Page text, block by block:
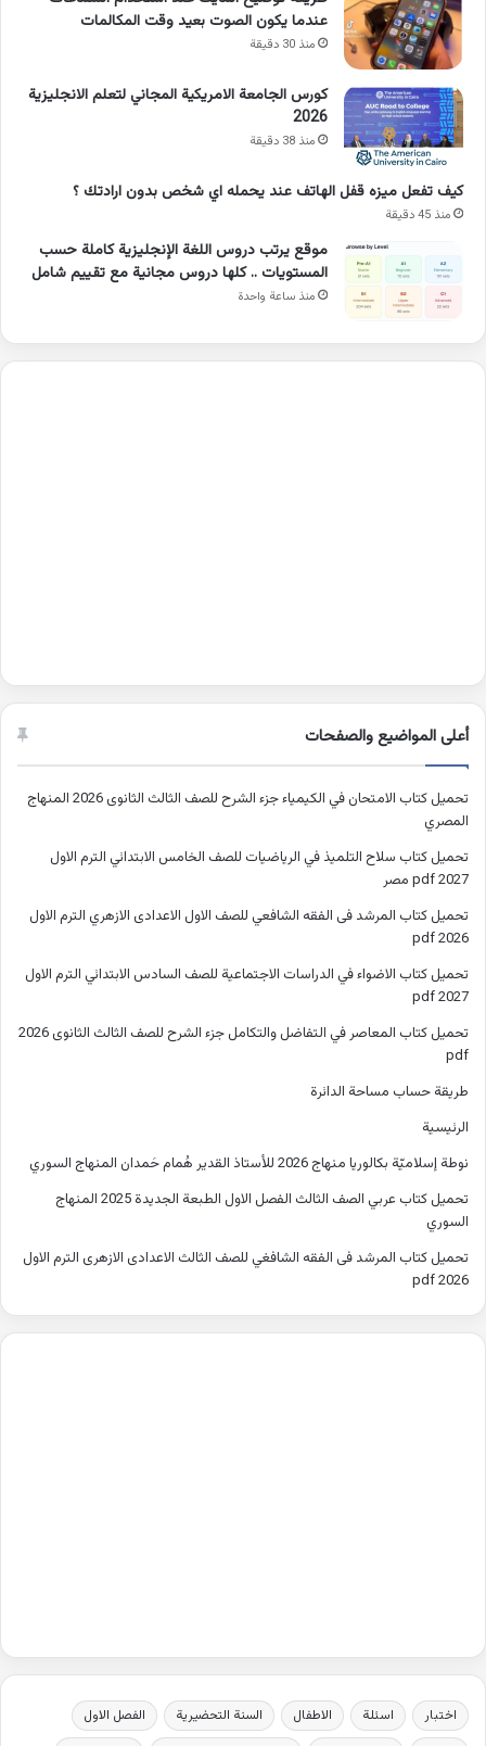
عندما يكون الصوت بعيد وقت المكالمات
منذ 30 دقيقة
كورس الجامعة الامريكية المجاني لتعلم الانجليزية
2026
منذ 38 دقيقة
كيف تفعل ميزه قفل الهاتف عند يحمله اي شخص بدون ارادتك ؟
منذ 45 دقيقة
موقع يرتب دروس اللغة الإنجليزية كاملة حسب
المستويات .. كلها دروس مجانية مع تقييم شامل
منذ ساعة واحدة
أعلى المواضيع والصفحات
تحميل كتاب الامتحان في الكيمياء جزء الشرح للصف الثالث الثانوى 2026 المنهاج
المصري
تحميل كتاب سلاح التلميذ في الرياضيات للصف الخامس الابتدائي الترم الاول
2027 pdf مصر
تحميل كتاب المرشد فى الفقه الشافعي للصف الاول الاعدادى الازهري الترم الاول
2026 pdf
تحميل كتاب الاضواء في الدراسات الاجتماعية للصف السادس الابتدائي الترم الاول
2027 pdf
تحميل كتاب المعاصر في التفاضل والتكامل جزء الشرح للصف الثالث الثانوى 2026
pdf
طريقة حساب مساحة الدائرة
الرئيسية
نوطة إسلاميّة بكالوريا منهاج 2026 للأستاذ القدير هُمام حَمدان المنهاج السوري
تحميل كتاب عربي الصف الثالث الفصل الاول الطبعة الجديدة 2025 المنهاج
السوري
تحميل كتاب المرشد فى الفقه الشافغي للصف الثالث الاعدادى الازهرى الترم الاول
2026 pdf
اختبار اسئلة الاطفال السنة التحضيرية
الفصل الاول